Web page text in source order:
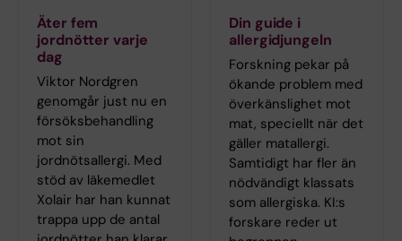
Äter fem
jordnötter varje
dag
Viktor Nordgren
genomgår just nu en
försöksbehandling
mot sin
jordnötsallergi. Med
stöd av läkemedlet
Xolair har han kunnat
trappa upp de antal
Din guide i
allergidjungeln
Forskning pekar på
ökande problem med
överkänslighet mot
mat, speciellt när det
gäller matallergi.
Samtidigt har fler än
nödvändigt klassats
som allergiska. KI:s
forskare reder ut